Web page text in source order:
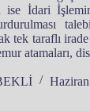
İdari
tek taraflı
atamaları,